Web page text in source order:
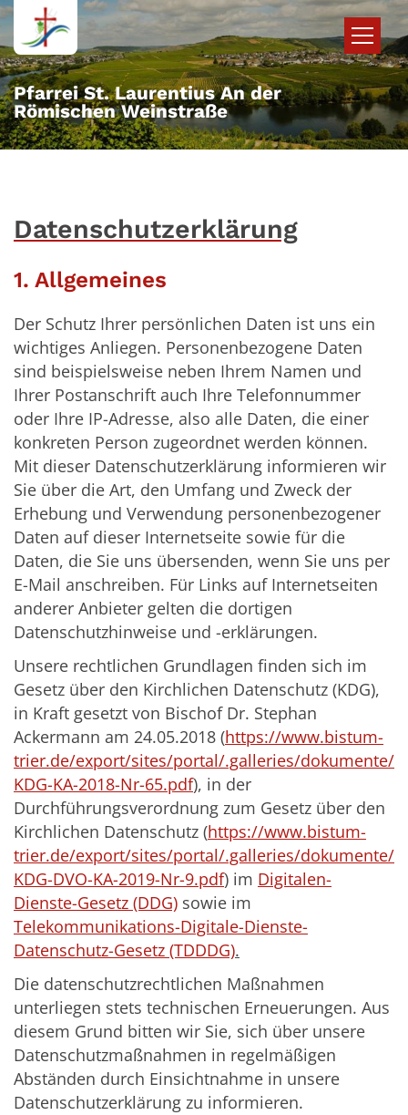
Zum Inhalt springen
Pfarrei St. Laurentius An der
Römischen Weinstraße
Datenschutzerklärung
1. Allgemeines
Der Schutz Ihrer persönlichen Daten ist uns ein
wichtiges Anliegen. Personenbezogene Daten
sind beispielsweise neben Ihrem Namen und
Ihrer Postanschrift auch Ihre Telefonnummer
oder Ihre IP-Adresse, also alle Daten, die einer
konkreten Person zugeordnet werden können.
Mit dieser Datenschutzerklärung informieren wir
Sie über die Art, den Umfang und Zweck der
Erhebung und Verwendung personenbezogener
Daten auf dieser Internetseite sowie für die
Daten, die Sie uns übersenden, wenn Sie uns per
E-Mail anschreiben. Für Links auf Internetseiten
anderer Anbieter gelten die dortigen
Datenschutzhinweise und -erklärungen.
Unsere rechtlichen Grundlagen finden sich im
Gesetz über den Kirchlichen Datenschutz (KDG),
in Kraft gesetzt von Bischof Dr. Stephan
Ackermann am 24.05.2018 (https://www.bistum-
trier.de/export/sites/portal/.galleries/dokumente/
KDG-KA-2018-Nr-65.pdf), in der
Durchführungsverordnung zum Gesetz über den
Kirchlichen Datenschutz (https://www.bistum-
trier.de/export/sites/portal/.galleries/dokumente/
KDG-DVO-KA-2019-Nr-9.pdf) im Digitalen-
Dienste-Gesetz (DDG) sowie im
Telekommunikations-Digitale-Dienste-
Datenschutz-Gesetz (TDDDG).
Die datenschutzrechtlichen Maßnahmen
unterliegen stets technischen Erneuerungen. Aus
diesem Grund bitten wir Sie, sich über unsere
Datenschutzmaßnahmen in regelmäßigen
Abständen durch Einsichtnahme in unsere
Datenschutzerklärung zu informieren.